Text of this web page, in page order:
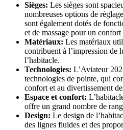
Sièges: Les sièges sont
nombreuses options de
sont également dotés de
et de massage pour un confort
Matériaux: Les matériaux
contribuent à l’impression de
l’habitacle.
Technologies: L’Aviateur
technologies de pointe, qui
confort et au divertissement
Espace et confort:
offre un grand nombre de
Design: Le design de
des lignes fluides et des